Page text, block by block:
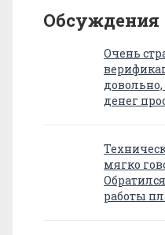
Обсуждения
Очень
денег
мягко
работы